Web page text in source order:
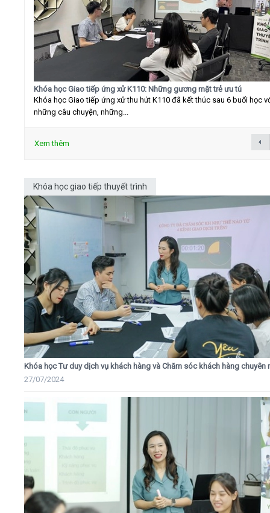
Khóa học Giao tiếp ứng xử K110: Những gương mặt trẻ ưu tú
Khóa học Giao tiếp ứng xử thu hút K110 đã kết thúc sau 6 buổi học
những câu chuyện, những...
Xem thêm
Khóa học giao tiếp thuyết trình
Khóa học Tư duy dịch vụ khách hàng và Chăm sóc khách hàng chuyên
27/07/2024